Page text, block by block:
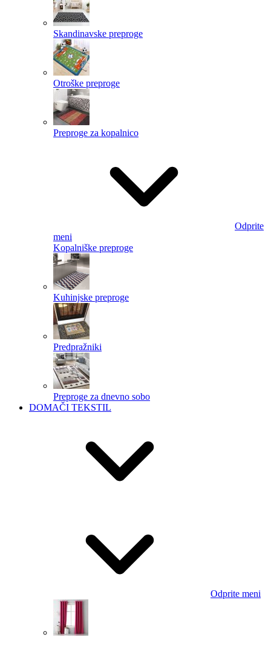
Skandinavske preproge
Otroške preproge
Preproge za kopalnico
Odprite
meni
Kopalniške preproge
Kuhinjske preproge
Predpražniki
Preproge za dnevno sobo
DOMAČI TEKSTIL
Odprite meni